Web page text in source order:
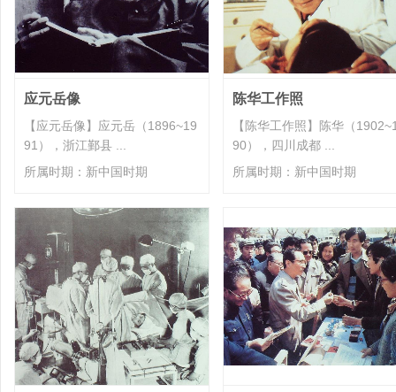
应元岳像
【应元岳像】应元岳（1896~19
91），浙江鄞县 ...
所属时期：新中国时期
陈华工作照
【陈华工作照】陈华（
90），四川成都 ...
所属时期：新中国时期
合作单位： 中山大学生命科学学院 广州中医药大学中药学院
友情链接： 岭南中医药文化博览园 广东省中草药产业协会
首页 | 中药文化 | 中